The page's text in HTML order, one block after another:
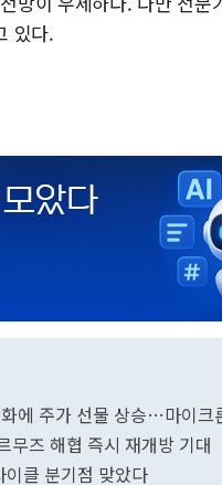
있다.
에 주가 선물 상승…마이
즈 해협 즉시 재개방 기대
클 분기점 맞았다